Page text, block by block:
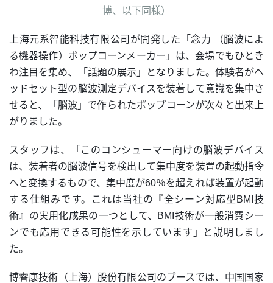
博、以下同様）
上海元系智能科技有限公司が開発した「念力 （脳波によ
る機器操作）ポップコーンメーカー」は、会場でもひとき
わ注目を集め、「話題の展示」となりました。体験者がヘ
ッドセット型の脳波測定デバイスを装着して意識を集中さ
せると、「脳波」で作られたポップコーンが次々と出来上
がりました。
スタッフは、「このコンシューマー向けの脳波デバイス
は、装着者の脳波信号を検出して集中度を装置の起動指令
へと変換するもので、集中度が60％を超えれば装置が起動
する仕組みです。これは当社の『全シーン対応型BMI技
術』の実用化成果の一つとして、BMI技術が一般消費シー
ンでも応用できる可能性を示しています」と説明しまし
た。
博睿康技術（上海）股份有限公司のブースでは、中国国家